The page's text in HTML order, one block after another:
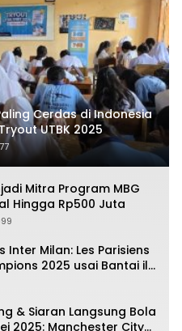
Cerdas di Indonesia
UTBK 2025
Mitra Program MBG
Hingga Rp500 Juta
Inter Milan: Les Parisiens
2025 usai Bantai il
& Siaran Langsung Bola
2025: Manchester City